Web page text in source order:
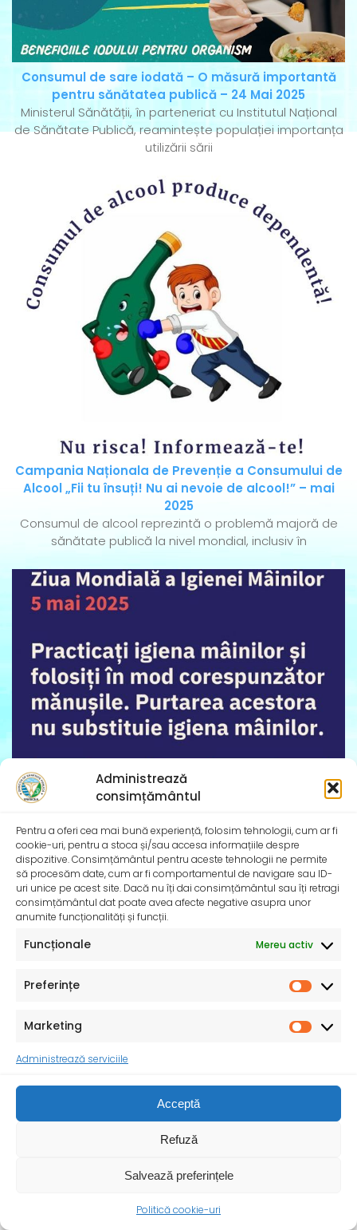
Administrează
consimțământul
Pentru a oferi cea mai bună experiență, folosim tehnologii, cum ar fi
cookie-uri, pentru a stoca și/sau accesa informațiile despre
dispozitive. Consimțământul pentru aceste tehnologii ne permite
să procesăm date, cum ar fi comportamentul de navigare sau ID-
uri unice pe acest site. Dacă nu îți dai consimțământul sau îți retragi
consimțământul dat poate avea afecte negative asupra unor
anumite funcționalități și funcții.
Funcționale Mereu activ
Preferințe
Marketing
Administrează serviciile
Acceptă
Refuză
Salvează preferințele
Politică cookie-uri
Consumul de sare iodată – O măsură importantă
pentru sănătatea publică – 24 Mai 2025
Ministerul Sănătății, în parteneriat cu Institutul Național
de Sănătate Publică, reamintește populației importanța
utilizării sării
Campania Naționala de Prevenție a Consumului de
Alcool „Fii tu însuți! Nu ai nevoie de alcool!” – mai
2025
Consumul de alcool reprezintă o problemă majoră de
sănătate publică la nivel mondial, inclusiv în
Ziua Mondială a Igienei Mâinilor – 5 mai 2025
Institutul Național de Sănătate Publică și Direcțiile de
primul an de viață al copilului